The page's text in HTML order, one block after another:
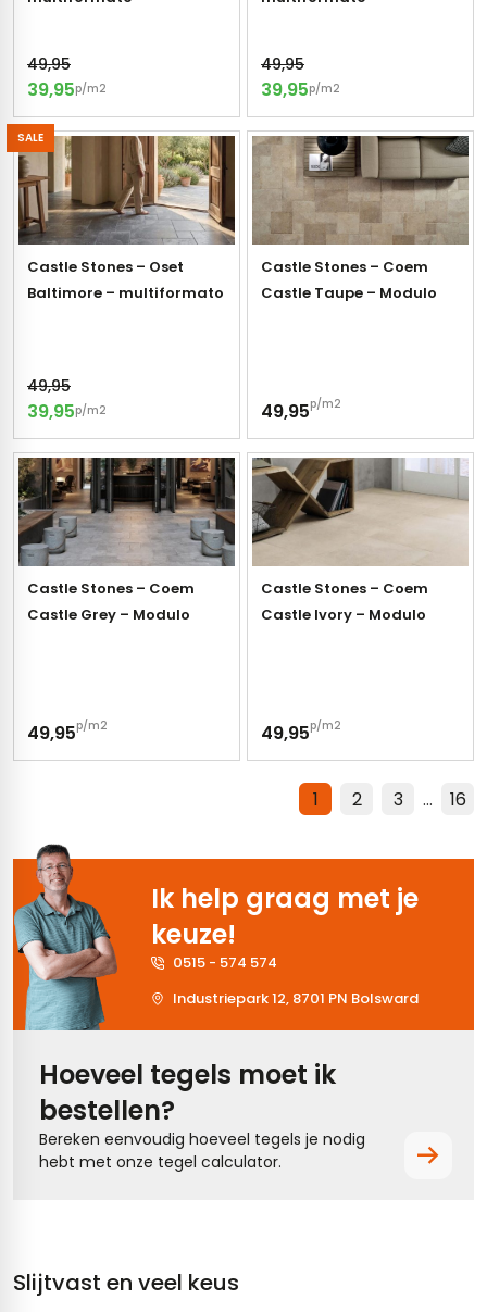
49,95
39,95p/m2
49,95
39,95p/m2
SALE
Castle Stones – Oset
Baltimore – multiformato
49,95
39,95p/m2
Castle Stones – Coem
Castle Taupe – Modulo
49,95p/m2
Castle Stones – Coem
Castle Grey – Modulo
49,95p/m2
Castle Stones – Coem
Castle Ivory – Modulo
49,95p/m2
1 2 3 … 16
Ik help graag met je
keuze!
0515 - 574 574
Industriepark 12, 8701 PN Bolsward
Hoeveel tegels moet ik
bestellen?
Bereken eenvoudig hoeveel tegels je nodig
hebt met onze tegel calculator.
Slijtvast en veel keus